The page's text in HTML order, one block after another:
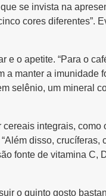
se invista na
cores diferentes”.
e o apetite. “Para o
a manter a imunidade
selênio, um mineral
integrais, como
disso, crucíferas,
fonte de vitamina C,
o quinto gosto